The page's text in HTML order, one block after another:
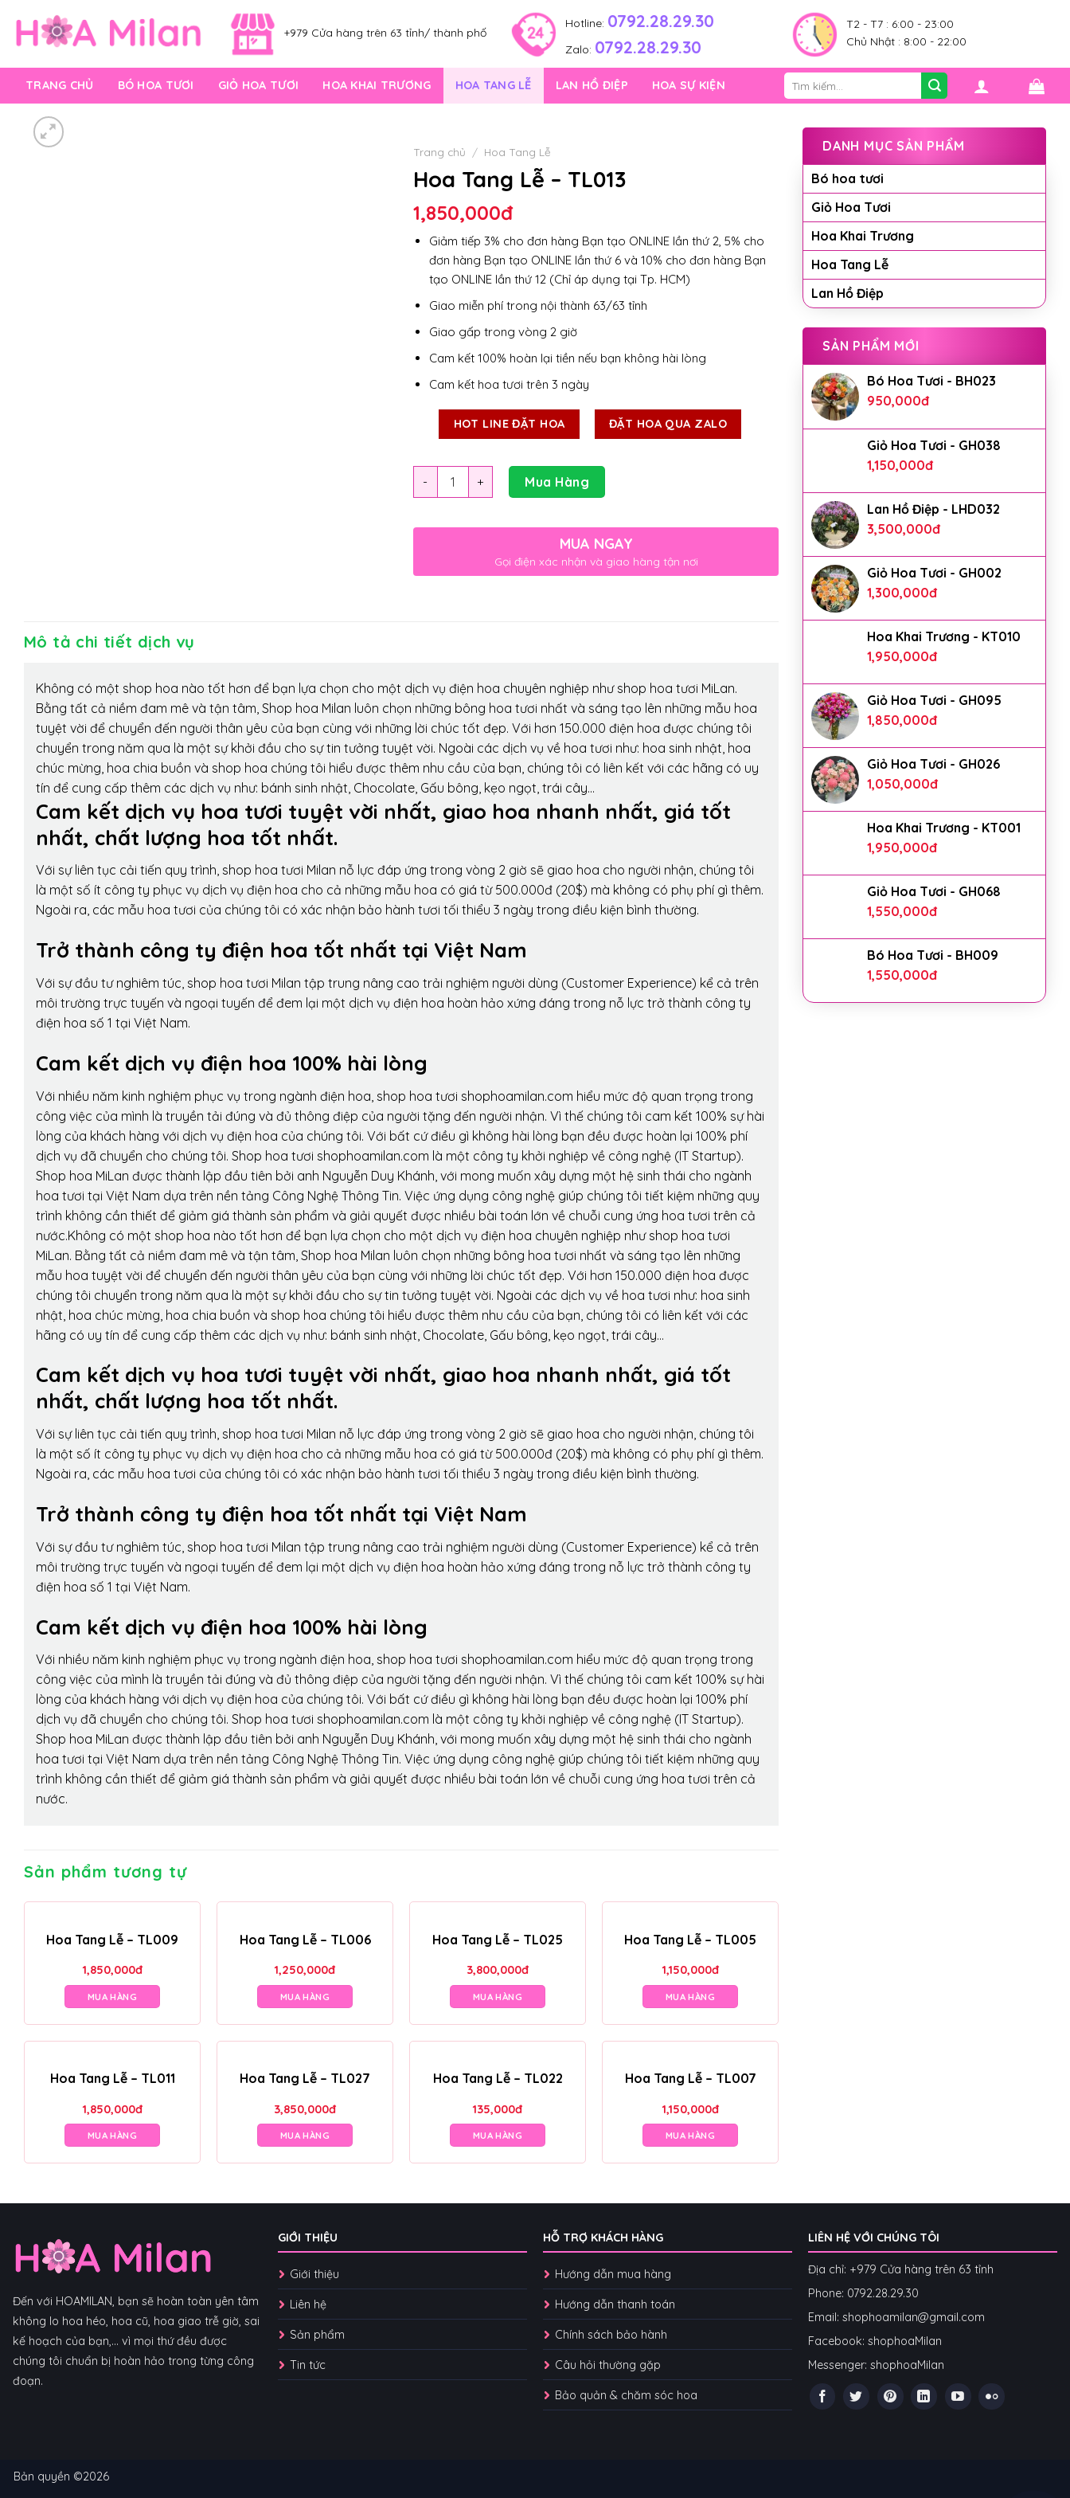
content
+979 Cửa hàng trên 63 tỉnh/ thành phố
Hotline: 0792.28.29.30
Zalo: 0792.28.29.30
T2 - T7 : 6:00 - 23:00
Chủ Nhật : 8:00 - 22:00
TRANG CHỦ BÓ HOA TƯƠI GIỎ HOA TƯƠI HOA KHAI TRƯƠNG HOA TANG LỄ LAN HỒ ĐIỆP HOA SỰ KIỆN
Tìm
kiếm:
DANH MỤC SẢN PHẨM
Bó hoa tươi
Giỏ Hoa Tươi
Hoa Khai Trương
Hoa Tang Lễ
Lan Hồ Điệp
SẢN PHẨM MỚI
Bó Hoa Tươi - BH023
950,000đ
Giỏ Hoa Tươi - GH038
1,150,000đ
Lan Hồ Điệp - LHD032
3,500,000đ
Giỏ Hoa Tươi - GH002
1,300,000đ
Hoa Khai Trương - KT010
1,950,000đ
Giỏ Hoa Tươi - GH095
1,850,000đ
Giỏ Hoa Tươi - GH026
1,050,000đ
Hoa Khai Trương - KT001
1,950,000đ
Giỏ Hoa Tươi - GH068
1,550,000đ
Bó Hoa Tươi - BH009
1,550,000đ
Trang chủ / Hoa Tang Lễ
Hoa Tang Lễ – TL013
1,850,000đ
Giảm tiếp 3% cho đơn hàng Bạn tạo ONLINE lần thứ 2, 5% cho
đơn hàng Bạn tạo ONLINE lần thứ 6 và 10% cho đơn hàng Bạn
tạo ONLINE lần thứ 12 (Chỉ áp dụng tại Tp. HCM)
Giao miễn phí trong nội thành 63/63 tỉnh
Giao gấp trong vòng 2 giờ
Cam kết 100% hoàn lại tiền nếu bạn không hài lòng
Cam kết hoa tươi trên 3 ngày
HOT LINE ĐẶT HOA ĐẶT HOA QUA ZALO
Số lượng Mua Hàng
MUA NGAY
Gọi điện xác nhận và giao hàng tận nơi
Mô tả chi tiết dịch vụ
Không có một shop hoa nào tốt hơn để bạn lựa chọn cho một dịch vụ điện hoa chuyên nghiệp như shop hoa tươi MiLan.
Bằng tất cả niềm đam mê và tận tâm, Shop hoa Milan luôn chọn những bông hoa tươi nhất và sáng tạo lên những mẫu hoa
tuyệt vời để chuyển đến người thân yêu của bạn cùng với những lời chúc tốt đẹp. Với hơn 150.000 điện hoa được chúng tôi
chuyển trong năm qua là một sự khởi đầu cho sự tin tưởng tuyệt vời. Ngoài các dịch vụ về hoa tươi như: hoa sinh nhật, hoa
chúc mừng, hoa chia buồn và shop hoa chúng tôi hiểu được thêm nhu cầu của bạn, chúng tôi có liên kết với các hãng có uy
tín để cung cấp thêm các dịch vụ như: bánh sinh nhật, Chocolate, Gấu bông, kẹo ngọt, trái cây…
Cam kết dịch vụ hoa tươi tuyệt vời nhất, giao hoa nhanh nhất, giá tốt
nhất, chất lượng hoa tốt nhất.
Với sự liên tục cải tiến quy trình, shop hoa tươi Milan nỗ lực đáp ứng trong vòng 2 giờ sẽ giao hoa cho người nhận, chúng tôi
là một số ít công ty phục vụ dịch vụ điện hoa cho cả những mẫu hoa có giá từ 500.000đ (20$) mà không có phụ phí gì thêm.
Ngoài ra, các mẫu hoa tươi của chúng tôi có xác nhận bảo hành tươi tối thiểu 3 ngày trong điều kiện bình thường.
Trở thành công ty điện hoa tốt nhất tại Việt Nam
Với sự đầu tư nghiêm túc, shop hoa tươi Milan tập trung nâng cao trải nghiệm người dùng (Customer Experience) kể cả trên
môi trường trực tuyến và ngoại tuyến để đem lại một dịch vụ điện hoa hoàn hảo xứng đáng trong nỗ lực trở thành công ty
điện hoa số 1 tại Việt Nam.
Cam kết dịch vụ điện hoa 100% hài lòng
Với nhiều năm kinh nghiệm phục vụ trong ngành điện hoa, shop hoa tươi shophoamilan.com hiểu mức độ quan trọng trong
công việc của mình là truyền tải đúng và đủ thông điệp của người tặng đến người nhận. Vì thế chúng tôi cam kết 100% sự hài
lòng của khách hàng với dịch vụ điện hoa của chúng tôi. Với bất cứ điều gì không hài lòng bạn đều được hoàn lại 100% phí
dịch vụ đã chuyển cho chúng tôi. Shop hoa tươi shophoamilan.com là một công ty khởi nghiệp về công nghệ (IT Startup).
Shop hoa MiLan được thành lập đầu tiên bởi anh Nguyễn Duy Khánh, với mong muốn xây dựng một hệ sinh thái cho ngành
hoa tươi tại Việt Nam dựa trên nền tảng Công Nghệ Thông Tin. Việc ứng dụng công nghệ giúp chúng tôi tiết kiệm những quy
trình không cần thiết để giảm giá thành sản phẩm và giải quyết được nhiều bài toán lớn về chuỗi cung ứng hoa tươi trên cả
nước.Không có một shop hoa nào tốt hơn để bạn lựa chọn cho một dịch vụ điện hoa chuyên nghiệp như shop hoa tươi
MiLan. Bằng tất cả niềm đam mê và tận tâm, Shop hoa Milan luôn chọn những bông hoa tươi nhất và sáng tạo lên những
mẫu hoa tuyệt vời để chuyển đến người thân yêu của bạn cùng với những lời chúc tốt đẹp. Với hơn 150.000 điện hoa được
chúng tôi chuyển trong năm qua là một sự khởi đầu cho sự tin tưởng tuyệt vời. Ngoài các dịch vụ về hoa tươi như: hoa sinh
nhật, hoa chúc mừng, hoa chia buồn và shop hoa chúng tôi hiểu được thêm nhu cầu của bạn, chúng tôi có liên kết với các
hãng có uy tín để cung cấp thêm các dịch vụ như: bánh sinh nhật, Chocolate, Gấu bông, kẹo ngọt, trái cây…
Cam kết dịch vụ hoa tươi tuyệt vời nhất, giao hoa nhanh nhất, giá tốt
nhất, chất lượng hoa tốt nhất.
Với sự liên tục cải tiến quy trình, shop hoa tươi Milan nỗ lực đáp ứng trong vòng 2 giờ sẽ giao hoa cho người nhận, chúng tôi
là một số ít công ty phục vụ dịch vụ điện hoa cho cả những mẫu hoa có giá từ 500.000đ (20$) mà không có phụ phí gì thêm.
Ngoài ra, các mẫu hoa tươi của chúng tôi có xác nhận bảo hành tươi tối thiểu 3 ngày trong điều kiện bình thường.
Trở thành công ty điện hoa tốt nhất tại Việt Nam
Với sự đầu tư nghiêm túc, shop hoa tươi Milan tập trung nâng cao trải nghiệm người dùng (Customer Experience) kể cả trên
môi trường trực tuyến và ngoại tuyến để đem lại một dịch vụ điện hoa hoàn hảo xứng đáng trong nỗ lực trở thành công ty
điện hoa số 1 tại Việt Nam.
Cam kết dịch vụ điện hoa 100% hài lòng
Với nhiều năm kinh nghiệm phục vụ trong ngành điện hoa, shop hoa tươi shophoamilan.com hiểu mức độ quan trọng trong
công việc của mình là truyền tải đúng và đủ thông điệp của người tặng đến người nhận. Vì thế chúng tôi cam kết 100% sự hài
lòng của khách hàng với dịch vụ điện hoa của chúng tôi. Với bất cứ điều gì không hài lòng bạn đều được hoàn lại 100% phí
dịch vụ đã chuyển cho chúng tôi. Shop hoa tươi shophoamilan.com là một công ty khởi nghiệp về công nghệ (IT Startup).
Shop hoa MiLan được thành lập đầu tiên bởi anh Nguyễn Duy Khánh, với mong muốn xây dựng một hệ sinh thái cho ngành
hoa tươi tại Việt Nam dựa trên nền tảng Công Nghệ Thông Tin. Việc ứng dụng công nghệ giúp chúng tôi tiết kiệm những quy
trình không cần thiết để giảm giá thành sản phẩm và giải quyết được nhiều bài toán lớn về chuỗi cung ứng hoa tươi trên cả
nước.
Sản phẩm tương tự
Hoa Tang Lễ – TL009
1,850,000đ
MUA HÀNG
Hoa Tang Lễ – TL006
1,250,000đ
MUA HÀNG
Hoa Tang Lễ – TL025
3,800,000đ
MUA HÀNG
Hoa Tang Lễ – TL005
1,150,000đ
MUA HÀNG
Hoa Tang Lễ – TL011
1,850,000đ
MUA HÀNG
Hoa Tang Lễ – TL027
3,850,000đ
MUA HÀNG
Hoa Tang Lễ – TL022
135,000đ
MUA HÀNG
Hoa Tang Lễ – TL007
1,150,000đ
MUA HÀNG
Đến với HOAMILAN, bạn sẽ hoàn toàn yên tâm
không lo hoa héo, hoa cũ, hoa giao trễ giờ, sai
kế hoạch của bạn,... vì mọi thứ đều được
chúng tôi chuẩn bị hoàn hảo trong từng công
đoạn.
GIỚI THIỆU
Giới thiệu
Liên hệ
Sản phẩm
Tin tức
HỖ TRỢ KHÁCH HÀNG
Hướng dẫn mua hàng
Hướng dẫn thanh toán
Chính sách bảo hành
Câu hỏi thường gặp
Bảo quản & chăm sóc hoa
LIÊN HỆ VỚI CHÚNG TÔI
Địa chỉ: +979 Cửa hàng trên 63 tỉnh
Phone: 0792.28.29.30
Email: shophoamilan@gmail.com
Facebook: shophoaMilan
Messenger: shophoaMilan
Bản quyền ©2026